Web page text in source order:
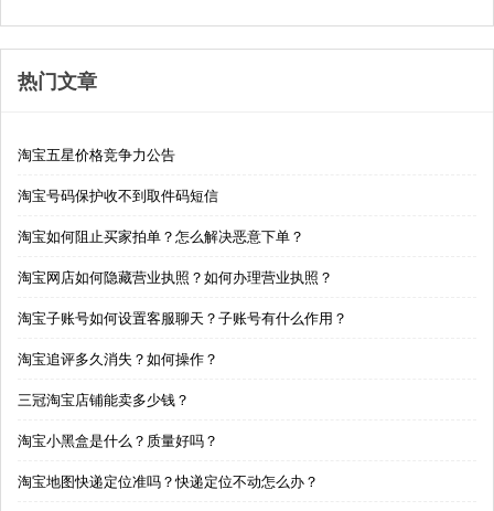
热门文章
淘宝五星价格竞争力公告
淘宝号码保护收不到取件码短信
淘宝如何阻止买家拍单？怎么解决恶意下单？
淘宝网店如何隐藏营业执照？如何办理营业执照？
淘宝子账号如何设置客服聊天？子账号有什么作用？
淘宝追评多久消失？如何操作？
三冠淘宝店铺能卖多少钱？
淘宝小黑盒是什么？质量好吗？
淘宝地图快递定位准吗？快递定位不动怎么办？